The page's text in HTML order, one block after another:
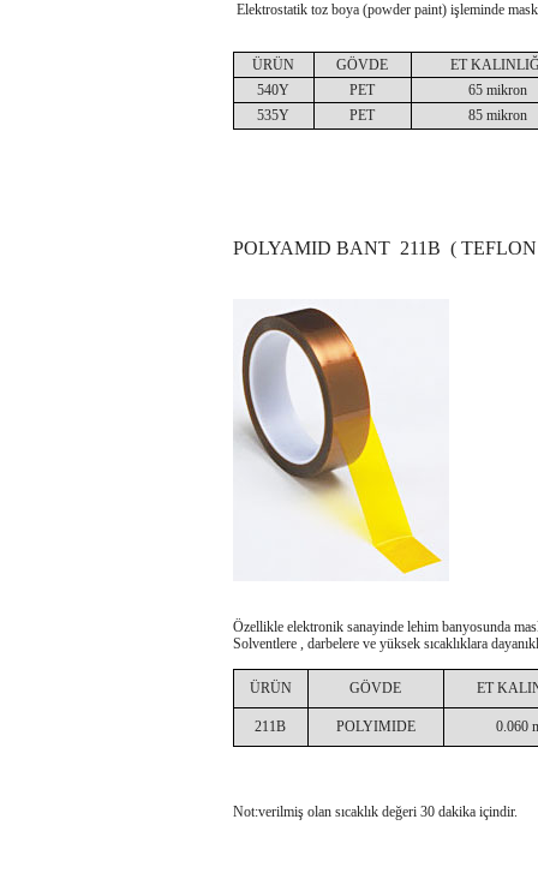
Elektrostatik toz boya (powder paint) işleminde
ÜRÜN GÖVDE
ET
540Y
PET
65 mikron
535Y
PET 85 mikron
POLYAMID BANT 211B (
Özellikle elektronik sanayinde lehim banyosunda
Solventlere , darbelere ve yüksek sıcaklıklara
ÜRÜN GÖVDE ET
211B POLYIMIDE 0.060
Not:verilmiş olan sıcaklık değeri 30 dakika içindir.